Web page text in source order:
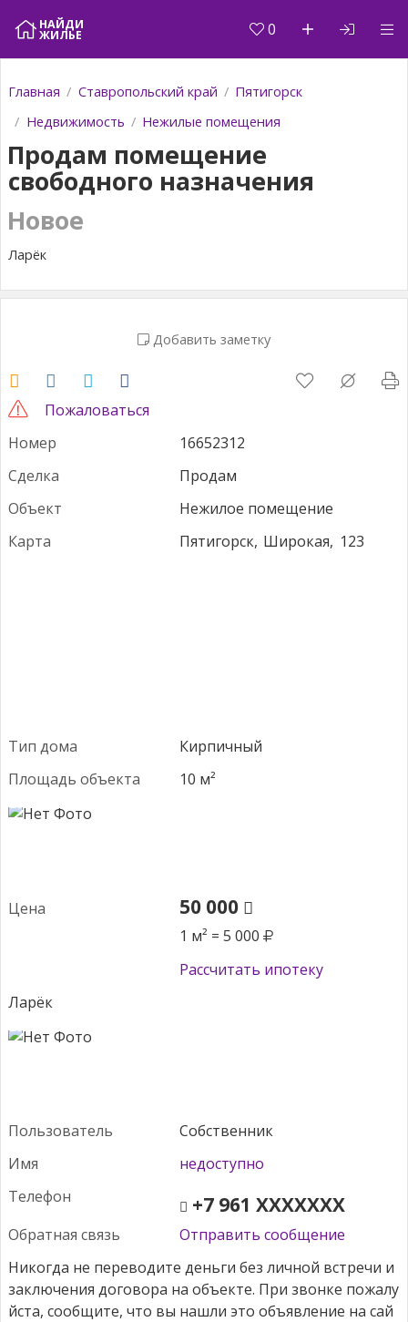
НАЙДИ
ЖИЛЬЕ 0
Главная Ставропольский край
Пятигорск
Недвижимость
Нежилые помещения
Продам помещение
свободного назначения
Новое
Ларёк
Добавить заметку
Пожаловаться
Номер
16652312
Сделка
Продам
Объект
Нежилое помещение
Карта
Пятигорск, Широкая, 123
Тип дома
Кирпичный
Площадь объекта
10 м²
Цена 50 000
1 м² = 5 000
Рассчитать ипотеку
Ларёк
Пользователь
Собственник
Имя
недоступно
Телефон
+7 961 XXXXXXX
Обратная связь Отправить сообщение